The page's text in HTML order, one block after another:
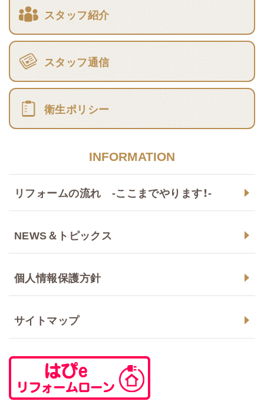
スタッフ紹介
スタッフ通信
衛生ポリシー
INFORMATION
リフォームの流れ -ここまでやります！-
NEWS＆トピックス
個人情報保護方針
サイトマップ